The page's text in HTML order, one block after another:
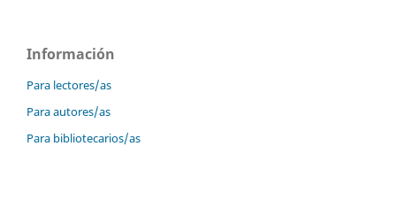
Información
Para lectores/as
Para autores/as
Para bibliotecarios/as